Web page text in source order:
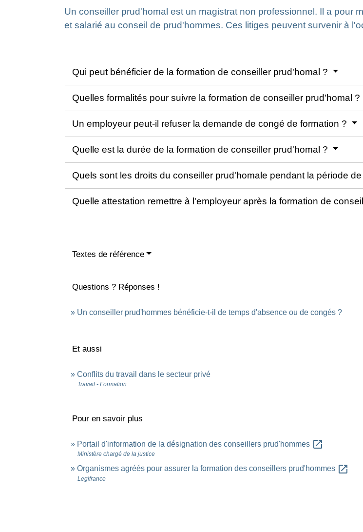
Un conseiller prud'homal est un magistrat non professionnel. Il a pour
et salarié au conseil de prud'hommes. Ces litiges peuvent survenir à
Qui peut bénéficier de la formation de conseiller prud'homal ?
Quelles formalités pour suivre la formation de conseiller prud'homal ?
Un employeur peut-il refuser la demande de congé de formation ?
Quelle est la durée de la formation de conseiller prud'homal ?
Quels sont les droits du conseiller prud'homale pendant la période
Quelle attestation remettre à l'employeur après la formation de
Textes de référence
Questions ? Réponses !
Un conseiller prud'hommes bénéficie-t-il de temps d'absence ou de congés ?
Et aussi
Conflits du travail dans le secteur privé
Travail - Formation
Pour en savoir plus
Portail d'information de la désignation des conseillers prud'hommes open_in_new
Ministère chargé de la justice
Organismes agréés pour assurer la formation des conseillers prud'hommes open_in_new
Legifrance